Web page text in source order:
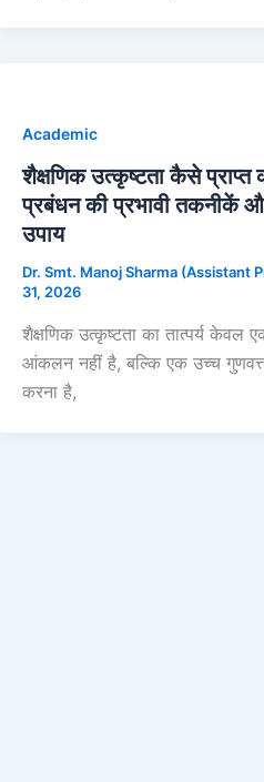
Academic
शैक्षणिक उत्कृष्टता कैसे
प्रबंधन की प्रभावी तकनीकें
उपाय
Dr. Smt. Manoj Sharma (Assistant
31, 2026
शैक्षणिक उत्कृष्टता का तात्पर्य केवल
आंकलन नहीं है, बल्कि एक उच्च
करना है,